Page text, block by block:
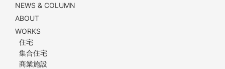
NEWS & COLUMN
ABOUT
WORKS
住宅
集合住宅
商業施設